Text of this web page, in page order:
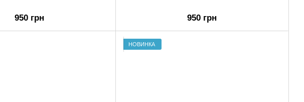
950 грн 950 грн
НОВИНКА